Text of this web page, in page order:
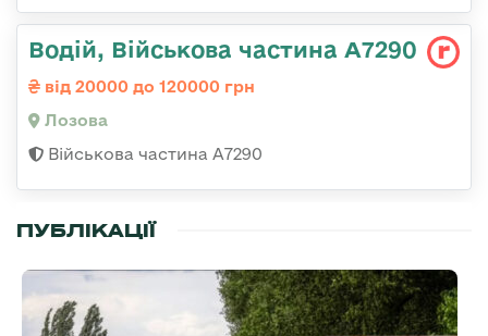
Водій, Військова частина А7290
від 20000 до 120000 грн
Лозова
Військова частина А7290
ПУБЛІКАЦІЇ